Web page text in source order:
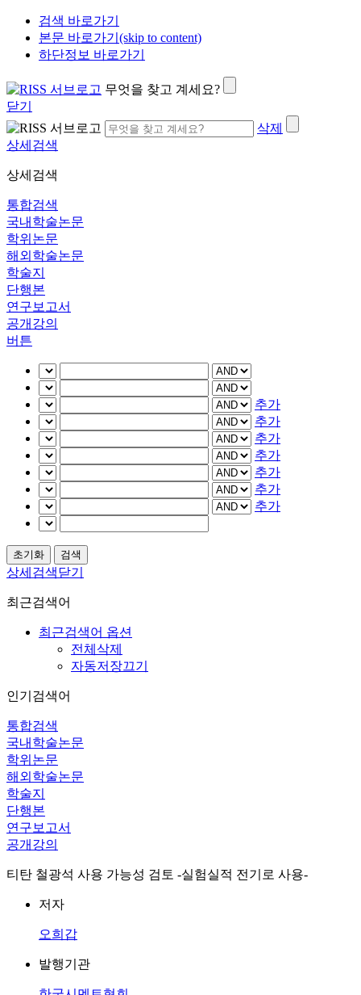
검색 바로가기
본문 바로가기(skip to content)
하단정보 바로가기
무엇을 찾고 계세요?
닫기
삭제
상세검색
상세검색
통합검색
국내학술논문
학위논문
해외학술논문
학술지
단행본
연구보고서
공개강의
버튼
추가
추가
추가
추가
추가
추가
추가
상세검색닫기
최근검색어
최근검색어 옵션
전체삭제
자동저장끄기
인기검색어
통합검색
국내학술논문
학위논문
해외학술논문
학술지
단행본
연구보고서
공개강의
티탄 철광석 사용 가능성 검토 -실험실적 전기로 사용-
저자
오희갑
발행기관